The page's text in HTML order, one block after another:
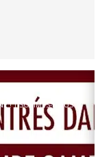
!|SOMMES-NOUS